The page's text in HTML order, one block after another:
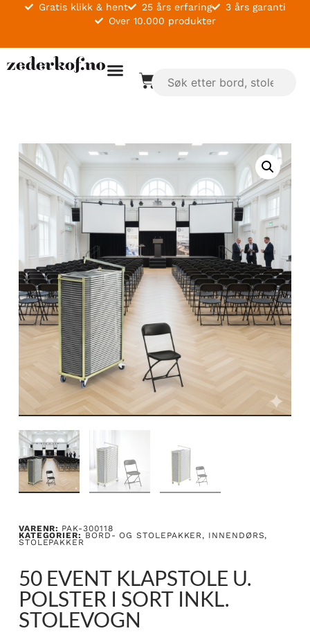
Gratis klikk & hent 25 års erfaring
3 års garanti
Over 10.000 produkter
VARENR: PAK-300118
KATEGORIER: BORD- OG STOLEPAKKER , INNENDØRS,
STOLEPAKKER
50 EVENT KLAPSTOLE U.
POLSTER I SORT INKL.
STOLEVOGN